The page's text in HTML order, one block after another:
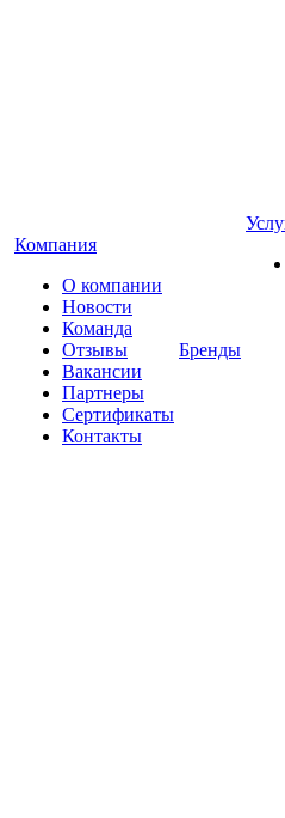
Компания
О компании
Новости
Команда
Отзывы
Вакансии
Партнеры
Сертификаты
Контакты
Бренды